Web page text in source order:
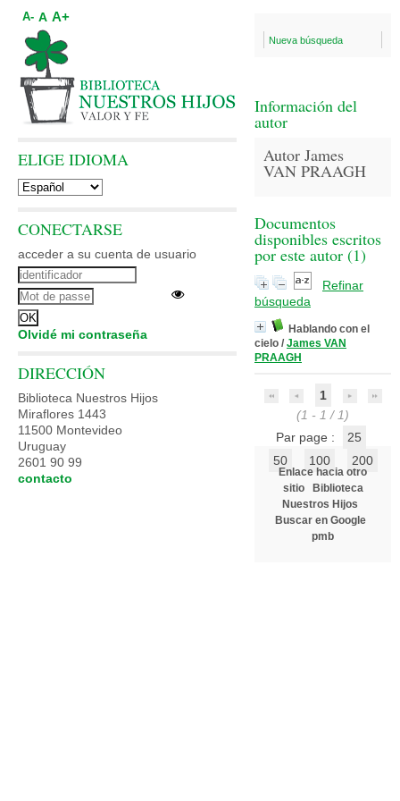
Nueva búsqueda
Información del
autor
Autor James
VAN PRAAGH
Documentos
disponibles escritos
por este autor (1)
Refinar
búsqueda
Hablando con el
cielo / James VAN
PRAAGH
1
(1 - 1 / 1)
Par page :
25
50
100 200
Enlace hacia otro
sitio
Biblioteca
Nuestros Hijos
Buscar en Google
pmb
A- A A+
ELIGE IDIOMA
CONECTARSE
acceder a su cuenta de usuario
Olvidé mi contraseña
DIRECCIÓN
Biblioteca Nuestros Hijos
Miraflores 1443
11500 Montevideo
Uruguay
2601 90 99
contacto